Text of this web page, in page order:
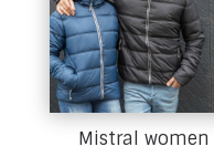
Mistral women